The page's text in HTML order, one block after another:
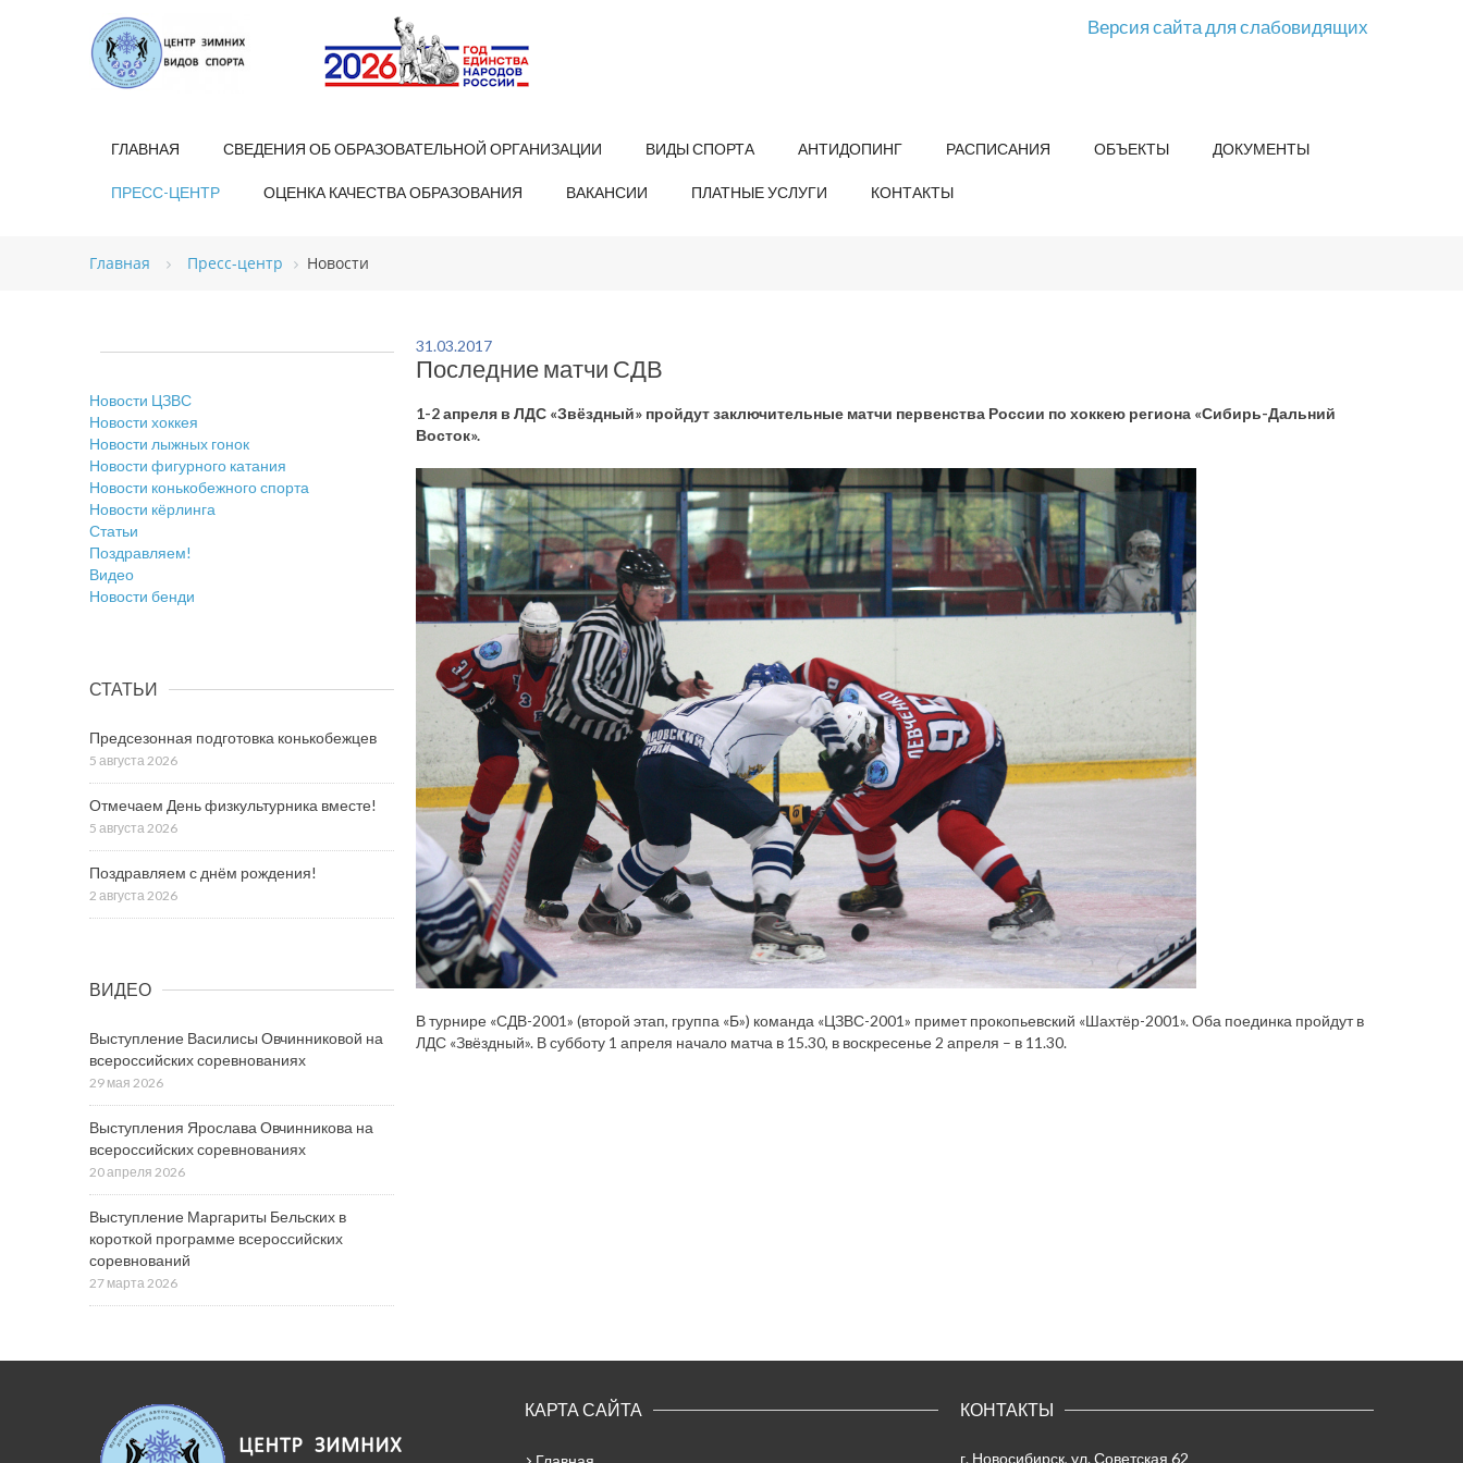
Версия сайта для слабовидящих
ГЛАВНАЯ СВЕДЕНИЯ ОБ ОБРАЗОВАТЕЛЬНОЙ ОРГАНИЗАЦИИ ВИДЫ СПОРТА АНТИДОПИНГ РАСПИСАНИЯ ОБЪЕКТЫ ДОКУМЕНТЫ
ПРЕСС-ЦЕНТР ОЦЕНКА КАЧЕСТВА ОБРАЗОВАНИЯ ВАКАНСИИ ПЛАТНЫЕ УСЛУГИ КОНТАКТЫ
Главная Пресс-центр Новости
31.03.2017
Последние матчи СДВ
1-2 апреля в ЛДС «Звёздный» пройдут заключительные матчи первенства России по хоккею региона «Сибирь-Дальний
Восток».
В турнире «СДВ-2001» (второй этап, группа «Б») команда «ЦЗВС-2001» примет прокопьевский «Шахтёр-2001». Оба поединка пройдут в
ЛДС «Звёздный». В субботу 1 апреля начало матча в 15.30, в воскресенье 2 апреля – в 11.30.
Новости ЦЗВС
Новости хоккея
Новости лыжных гонок
Новости фигурного катания
Новости конькобежного спорта
Новости кёрлинга
Статьи
Поздравляем!
Видео
Новости бенди
СТАТЬИ
Предсезонная подготовка конькобежцев
5 августа 2026
Отмечаем День физкультурника вместе!
5 августа 2026
Поздравляем с днём рождения!
2 августа 2026
ВИДЕО
Выступление Василисы Овчинниковой на
всероссийских соревнованиях
29 мая 2026
Выступления Ярослава Овчинникова на
всероссийских соревнованиях
20 апреля 2026
Выступление Маргариты Бельских в
короткой программе всероссийских
соревнований
27 марта 2026
КАРТА САЙТА КОНТАКТЫ
г. Новосибирск, ул. Советская 62